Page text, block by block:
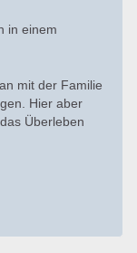
in einem
mit der Familie
Hier aber
Überleben